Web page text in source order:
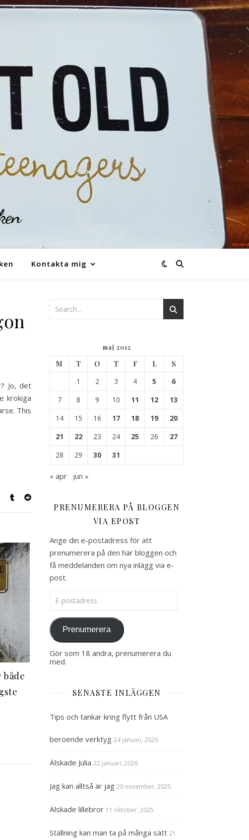
Kontakta mig
Jo, det
krokiga
This
både
maj 2012
M T O T F L
S
1
2 3 4 5
6
7
8 9 10 11 12
13
14
15 16 17 18 19
20
21
22 23 24 25 26
27
28
29 30 31
« apr jun »
PRENUMERERA PÅ BLOGGEN
VIA EPOST
Ange din e-postadress för att
prenumerera på den här bloggen och
få meddelanden om nya inlägg via e-
post.
E-postadress
Prenumerera
Gör som 18 andra, prenumerera du
med.
SENASTE INLÄGGEN
Tips och tankar kring flytt från USA
beroende verktyg 24 januari, 2026
Älskade Julia 22 januari, 2026
Jag kan alltså är jag 20 november, 2025
Älskade lillebror 11 oktober, 2025
Ställning kan man ta på många sätt 21